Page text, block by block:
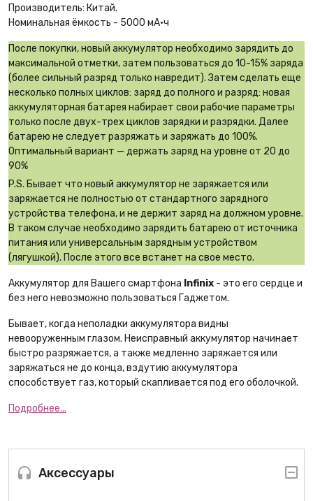
Аксессуары
Производитель: Китай.
Номинальная ёмкость - 5000 мА·ч
После покупки, новый аккумулятор необходимо зарядить до
максимальной отметки, затем пользоваться до 10-15% заряда
(более сильный разряд только навредит). Затем сделать еще
несколько полных циклов: заряд до полного и разряд: новая
аккумуляторная батарея набирает свои рабочие параметры
только после двух-трех циклов зарядки и разрядки. Далее
батарею не следует разряжать и заряжать до 100%.
Оптимальный вариант — держать заряд на уровне от 20 до
90%
P.S. Бывает что новый аккумулятор не заряжается или
заряжается не полностью от стандартного зарядного
устройства телефона, и не держит заряд на должном уровне.
В таком случае необходимо зарядить батарею от источника
питания или универсальным зарядным устройством
(лягушкой). После этого все встанет на свое место.
Аккумулятор для Вашего смартфона Infinix - это его сердце и
без него невозможно пользоваться Гаджетом.
Бывает, когда неполадки аккумулятора видны
невооруженным глазом. Неисправный аккумулятор начинает
быстро разряжается, а также медленно заряжается или
заряжаться не до конца, вздутию аккумулятора
способствует газ, который скапливается под его оболочкой.
Подробнее...